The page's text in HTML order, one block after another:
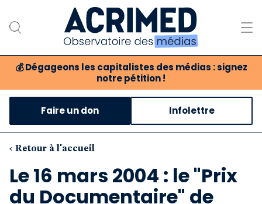
💰 Dégageons les capitalistes des médias : signez
notre pétition !
Notre association
Notre critique des médias
Nos propositions
Notre revue
Faire un don Infolettre
‹ Retour à l'accueil
Le 16 mars 2004 : le "Prix
du Documentaire" de